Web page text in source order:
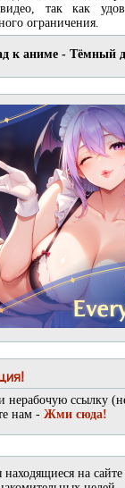
так как
ограничения.
к аниме - Тёмный
нерабочую ссылку
нам - Жми сюда!
на сайте